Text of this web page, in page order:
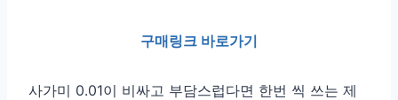
구매링크 바로가기
사가미 0.01이 비싸고 부담스럽다면 한번 씩 쓰는 제